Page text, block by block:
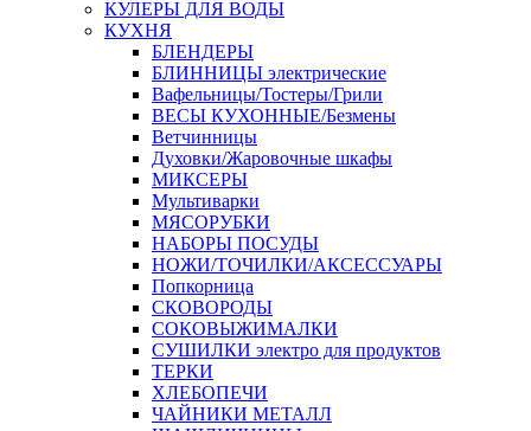
КУЛЕРЫ ДЛЯ ВОДЫ
КУХНЯ
БЛЕНДЕРЫ
БЛИННИЦЫ электрические
Вафельницы/Тостеры/Грили
ВЕСЫ КУХОННЫЕ/Безмены
Ветчинницы
Духовки/Жаровочные шкафы
МИКСЕРЫ
Мультиварки
МЯСОРУБКИ
НАБОРЫ ПОСУДЫ
НОЖИ/ТОЧИЛКИ/АКСЕССУАРЫ
Попкорница
СКОВОРОДЫ
СОКОВЫЖИМАЛКИ
СУШИЛКИ электро для продуктов
ТЕРКИ
ХЛЕБОПЕЧИ
ЧАЙНИКИ МЕТАЛЛ